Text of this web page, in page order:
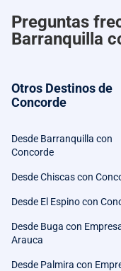
Preguntas
Barranquilla
Otros Destinos de
Concorde
Desde Barranquilla con
Concorde
Desde Chiscas con
Desde El Espino con
Desde Buga con
Arauca
Desde Palmira con